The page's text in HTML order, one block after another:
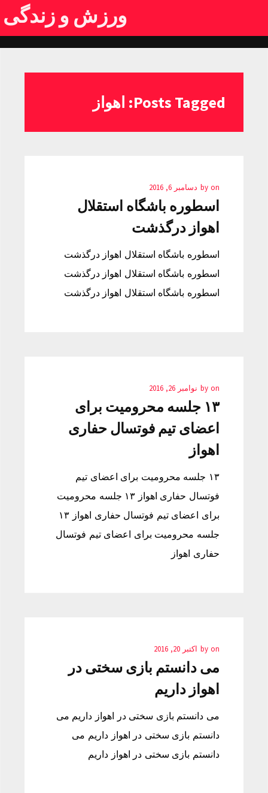
ورزش و زندگی
Posts Tagged: اهواز
by on دسامبر 6, 2016
اسطوره باشگاه استقلال
اهواز درگذشت
اسطوره باشگاه استقلال اهواز درگذشت
اسطوره باشگاه استقلال اهواز درگذشت
اسطوره باشگاه استقلال اهواز درگذشت
by on نوامبر 26, 2016
۱۳ جلسه محرومیت برای
اعضای تیم فوتسال حفاری
اهواز
۱۳ جلسه محرومیت برای اعضای تیم
فوتسال حفاری اهواز ۱۳ جلسه محرومیت
برای اعضای تیم فوتسال حفاری اهواز ۱۳
جلسه محرومیت برای اعضای تیم فوتسال
حفاری اهواز
by on اکتبر 20, 2016
می دانستم بازی سختی در
اهواز داریم
می دانستم بازی سختی در اهواز داریم می
دانستم بازی سختی در اهواز داریم می
دانستم بازی سختی در اهواز داریم